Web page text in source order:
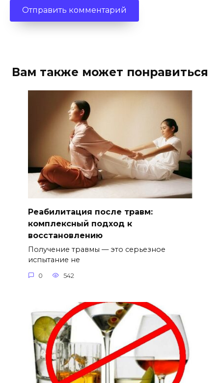
Вам также может понравиться
Реабилитация после травм:
комплексный подход к
восстановлению
Получение травмы — это серьезное
испытание не
0 542